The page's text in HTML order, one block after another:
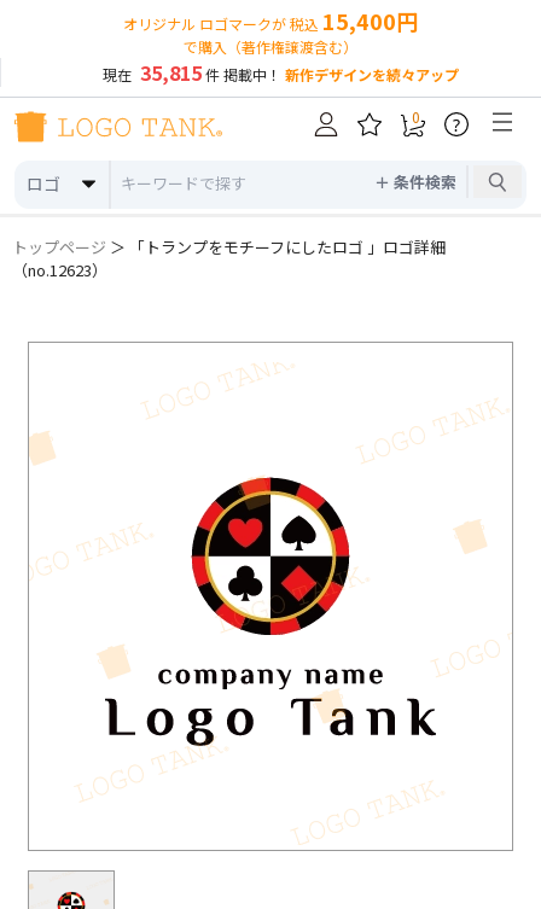
オリジナル ロゴマークが 税込 15,400円
で購入（著作権譲渡含む）
現在 35,815件 掲載中！ 新作デザインを続々アップ
ロゴ ＋ 条件検索
0 ?
トップページ ＞ 「トランプをモチーフにしたロゴ 」ロゴ詳細
（no.12623）